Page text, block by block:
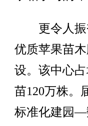
更令人振
优质苹果苗
设。该中心
苗120万株。
标准化建园